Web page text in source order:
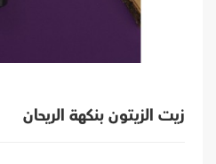
زيت الزيتون بنكهة الريحان